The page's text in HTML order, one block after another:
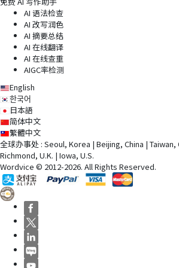
AI 语法检查
AI 改写润色
AI 摘要总结
AI 在线翻译
AI 在线查重
AIGC率检测
English
한국어
日本語
简体中文
繁體中文
全球办事处 : Seoul, Korea | Beijing, China |
Richmond, U.K. | Iowa, U.S.
Wordvice © 2012-2026. All Rights Reserved.